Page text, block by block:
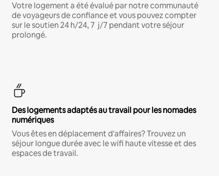
Votre logement a été évalué par notre communauté
de voyageurs de confiance et vous pouvez compter
sur le soutien 24 h/24, 7 j/7 pendant votre séjour
prolongé.
Des logements adaptés au travail pour les nomades
numériques
Vous êtes en déplacement d'affaires? Trouvez un
séjour longue durée avec le wifi haute vitesse et des
espaces de travail.